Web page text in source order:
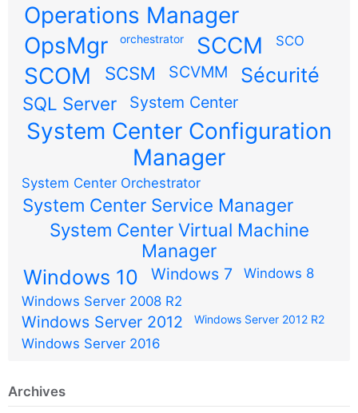
Operations Manager
OpsMgr
orchestrator SCCM SCO
SCOM SCSM SCVMM Sécurité
SQL Server System Center
System Center Configuration
Manager
System Center Orchestrator
System Center Service Manager
System Center Virtual Machine
Manager
Windows 10 Windows 7
Windows 8
Windows Server 2008 R2
Windows Server 2012 Windows Server 2012 R2
Windows Server 2016
Archives